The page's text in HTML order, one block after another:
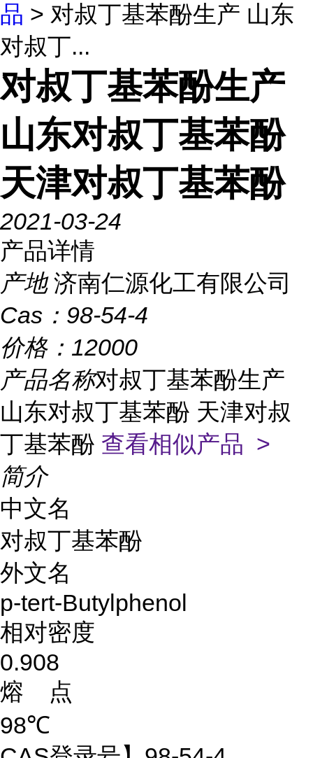
品 > 对叔丁基苯酚生产 山东
对叔丁...
对叔丁基苯酚生产
山东对叔丁基苯酚
天津对叔丁基苯酚
2021-03-24
产品详情
产地 济南仁源化工有限公司
Cas： 98-54-4
价格： 12000
产品名称对叔丁基苯酚生产
山东对叔丁基苯酚 天津对叔
丁基苯酚 查看相似产品 >
简介
中文名
对叔丁基苯酚
外文名
p-tert-Butylphenol
相对密度
0.908
熔 点
98℃